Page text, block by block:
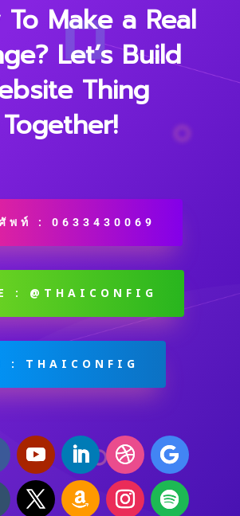
To Make a Real
Let’s Build
Thing
Together!
พท์ : 0633430069
: @THAICONFIG
: THAICONFIG